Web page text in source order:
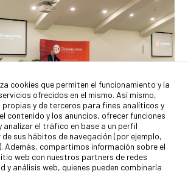
cookies que permiten el funcionamiento y la
ofrecidos en el mismo. Así mismo,
propias y de terceros para fines analíticos y
contenido y los anuncios, ofrecer funciones
analizar el tráfico en base a un perfil
sus hábitos de navegación (por ejemplo,
Además, compartimos información sobre el
web con nuestros partners de redes
y análisis web, quienes pueden combinarla